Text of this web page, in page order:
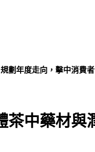
劃年度走向，擊中消費
茶中藥材與